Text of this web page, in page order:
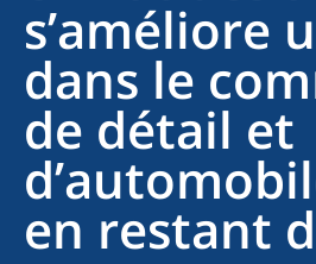
s’améliore
dans le
de détail et
en restant